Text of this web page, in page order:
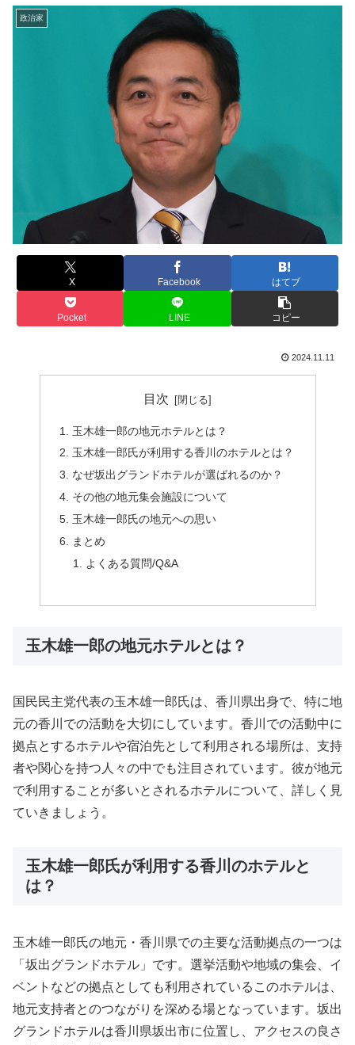
政治家
X Facebook はてブ
Pocket LINE コピー
2024.11.11
目次
玉木雄一郎の地元ホテルとは？
玉木雄一郎氏が利用する香川のホテルとは？
なぜ坂出グランドホテルが選ばれるのか？
その他の地元集会施設について
玉木雄一郎氏の地元への思い
まとめ
よくある質問/Q&A
玉木雄一郎の地元ホテルとは？
国民民主党代表の玉木雄一郎氏は、香川県出身で、特に地
元の香川での活動を大切にしています。香川での活動中に
拠点とするホテルや宿泊先として利用される場所は、支持
者や関心を持つ人々の中でも注目されています。彼が地元
で利用することが多いとされるホテルについて、詳しく見
ていきましょう。
玉木雄一郎氏が利用する香川のホテルと
は？
玉木雄一郎氏の地元・香川県での主要な活動拠点の一つは
「坂出グランドホテル」です。選挙活動や地域の集会、イ
ベントなどの拠点としても利用されているこのホテルは、
地元支持者とのつながりを深める場となっています。坂出
グランドホテルは香川県坂出市に位置し、アクセスの良さ